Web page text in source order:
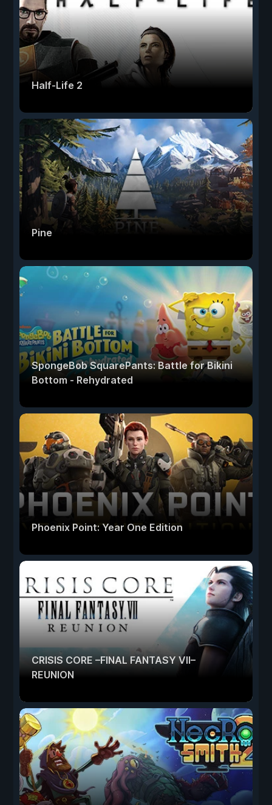
Half-Life 2
Pine
SpongeBob SquarePants: Battle for Bikini
Bottom - Rehydrated
Phoenix Point: Year One Edition
CRISIS CORE –FINAL FANTASY VII–
REUNION